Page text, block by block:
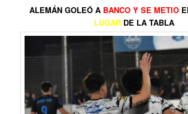
ALEMÁN GOLEÓ A BANCO Y SE METIO
LUGAR DE LA TABLA